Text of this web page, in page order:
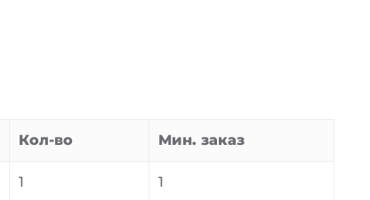
Кол-во Мин. заказ
1 1